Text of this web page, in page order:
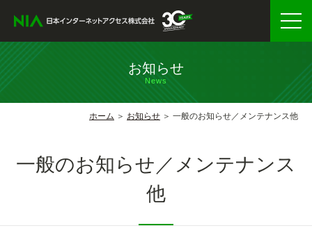
お知らせ
News
ホーム お知らせ 一般のお知らせ／メンテナンス他
一般のお知らせ／メンテナンス
他